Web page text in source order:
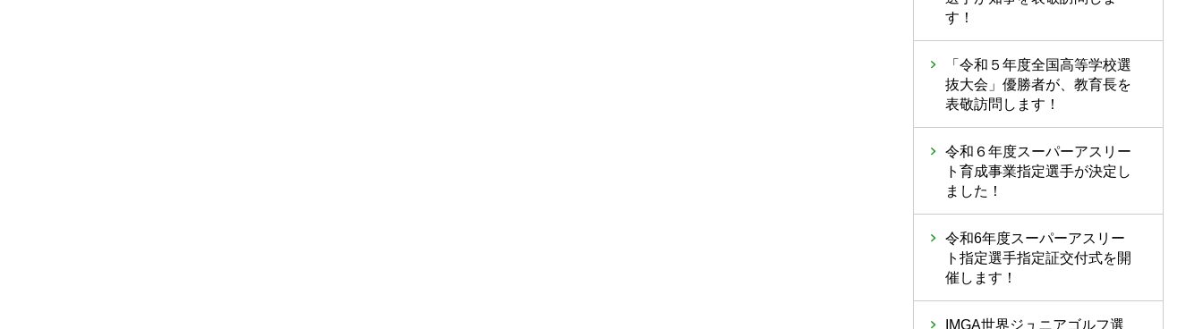
す！
「令和５年度全国高等学校選
抜大会」優勝者が、教育長を
表敬訪問します！
令和６年度スーパーアスリー
ト育成事業指定選手が決定し
ました！
令和6年度スーパーアスリー
ト指定選手指定証交付式を開
催します！
IMGA世界ジュニアゴルフ選